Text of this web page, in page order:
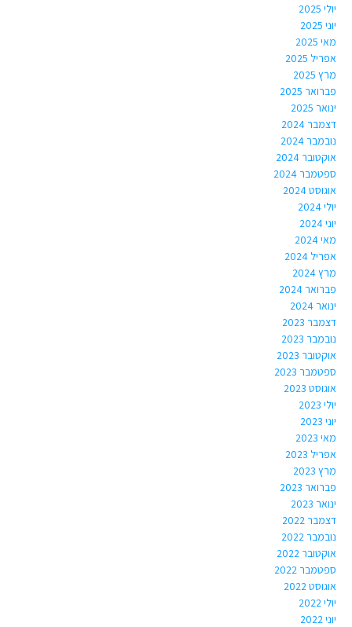
יולי 2025
יוני 2025
מאי 2025
אפריל 2025
מרץ 2025
פברואר 2025
ינואר 2025
דצמבר 2024
נובמבר 2024
אוקטובר 2024
ספטמבר 2024
אוגוסט 2024
יולי 2024
יוני 2024
מאי 2024
אפריל 2024
מרץ 2024
פברואר 2024
ינואר 2024
דצמבר 2023
נובמבר 2023
אוקטובר 2023
ספטמבר 2023
אוגוסט 2023
יולי 2023
יוני 2023
מאי 2023
אפריל 2023
מרץ 2023
פברואר 2023
ינואר 2023
דצמבר 2022
נובמבר 2022
אוקטובר 2022
ספטמבר 2022
אוגוסט 2022
יולי 2022
יוני 2022